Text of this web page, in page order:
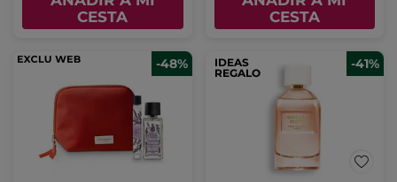
CESTA
CESTA
-48%
IDEAS
REGALO
-41%